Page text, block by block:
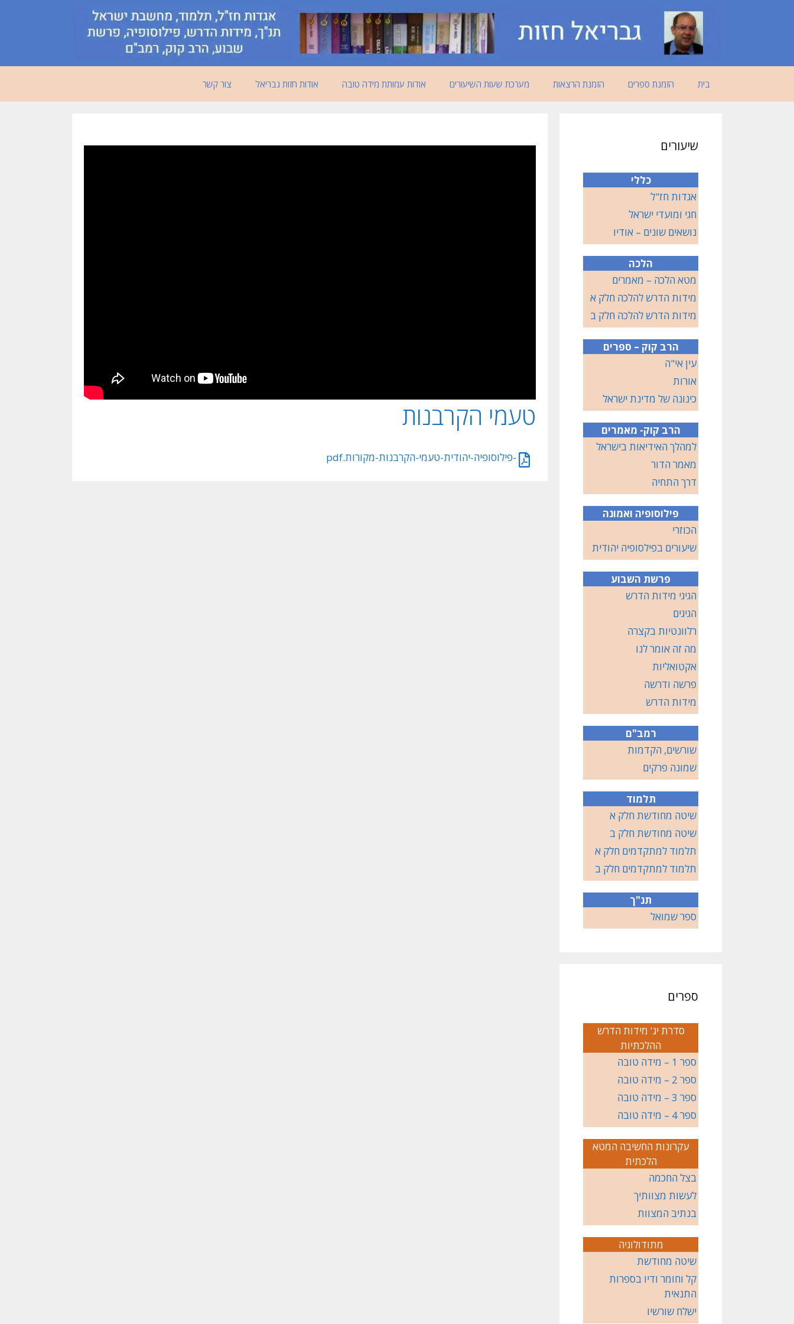
בית הזמנת ספרים הזמנת הרצאות מערכת שעות השיעורים אודות עמותת מידה טובה אודות חזות גבריאל צור קשר
טעמי הקרבנות
‏‏-פילוסופיה-יהודית-טעמי-הקרבנות-מקורות.pdf
שיעורים
כללי
אגדות חז"ל
חגי ומועדי ישראל
נושאים שונים – אודיו
הלכה
מטא הלכה – מאמרים
מידות הדרש להלכה חלק א
מידות הדרש להלכה חלק ב
הרב קוק – ספרים
עין אי"ה
אורות
כינונה של מדינת ישראל
הרב קוק- מאמרים
למהלך האידיאות בישראל
מאמר הדור
דרך התחיה
פילוסופיה ואמונה
הכוזרי
שיעורים בפילסופיה יהודית
פרשת השבוע
הגיגי מידות הדרש
הגיגים
רלוונטיות בקצרה
מה זה אומר לנו
אקטואליות
פרשה ודרשה
מידות הדרש
רמב"ם
שורשים, הקדמות
שמונה פרקים
תלמוד
שיטה מחודשת חלק א
שיטה מחודשת חלק ב
תלמוד למתקדמים חלק א
תלמוד למתקדמים חלק ב
תנ"ך
ספר שמואל
ספרים
סדרת יג' מידות הדרש
ההלכתיות
ספר 1 – מידה טובה
ספר 2 – מידה טובה
ספר 3 – מידה טובה
ספר 4 – מידה טובה
עקרונות החשיבה המטא
הלכתית
בצל החכמה
לעשות מצוותיך
בנתיב המצוות
מתודולוגיה
שיטה מחודשת
קל וחומר ודיו בספרות
התנאית
ישלח שורשיו